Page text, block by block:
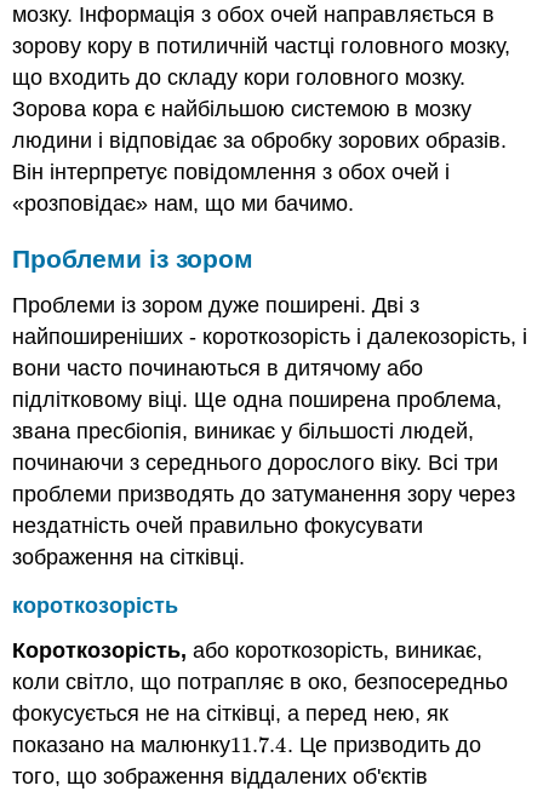
мозку. Інформація з обох очей направляється в
зорову кору в потиличній частці головного мозку,
що входить до складу кори головного мозку.
Зорова кора є найбільшою системою в мозку
людини і відповідає за обробку зорових образів.
Він інтерпретує повідомлення з обох очей і
«розповідає» нам, що ми бачимо.
Проблеми із зором
Проблеми із зором дуже поширені. Дві з
найпоширеніших - короткозорість і далекозорість, і
вони часто починаються в дитячому або
підлітковому віці. Ще одна поширена проблема,
звана пресбіопія, виникає у більшості людей,
починаючи з середнього дорослого віку. Всі три
проблеми призводять до затуманення зору через
нездатність очей правильно фокусувати
зображення на сітківці.
короткозорість
Короткозорість, або короткозорість, виникає,
коли світло, що потрапляє в око, безпосередньо
фокусується не на сітківці, а перед нею, як
показано на малюнку11.7.4
11.7.4. Це призводить до
того, що зображення віддалених об'єктів